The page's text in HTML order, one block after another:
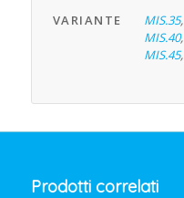
VARIANTE MIS.35,
MIS.40,
MIS.45,
Prodotti correlati